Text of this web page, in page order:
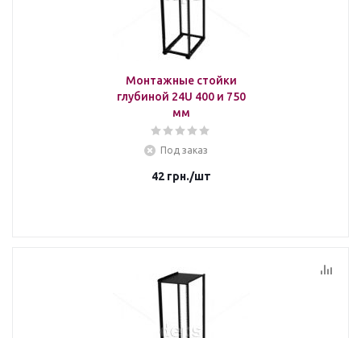
Монтажные стойки
глубиной 24U 400 и 750
мм
Под заказ
42грн./шт